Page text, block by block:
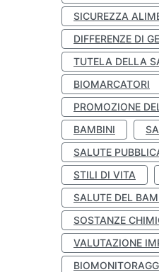
SICUREZZA
DIFFERENZE DI
TUTELA DELLA
BIOMARCATORI
PROMOZIONE
BAMBINI
SALUTE
STILI DI VITA
SALUTE DEL
SOSTANZE
VALUTAZIONE